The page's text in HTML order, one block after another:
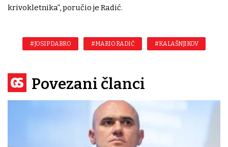
krivokletnika”, poručio je Radić.
#JOSIP DABRO #MARIO RADIĆ #KALAŠNJIKOV
Povezani članci